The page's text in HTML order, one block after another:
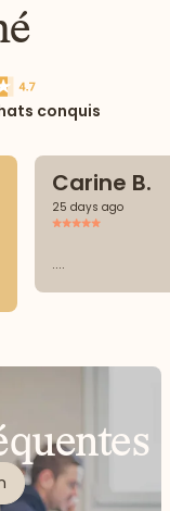
conquis
Carine B.
25 days ago
....